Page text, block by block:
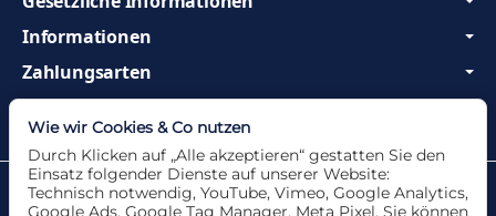
Informationen
Zahlungsarten
Wir sind Profis und beraten Sie gerne!
Datenschutzerklärung•Impressum
Wie wir Cookies & Co nutzen
Durch Klicken auf „Alle akzeptieren“ gestatten Sie den
Einsatz folgender Dienste auf unserer Website:
Technisch notwendig, YouTube, Vimeo, Google Analytics,
Google Ads, Google Tag Manager, Meta Pixel. Sie können